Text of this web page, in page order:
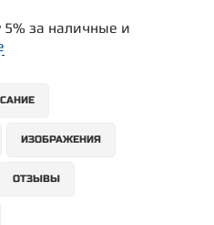
5% за наличные и
ИЗОБРАЖЕНИЯ
ОТЗЫВЫ